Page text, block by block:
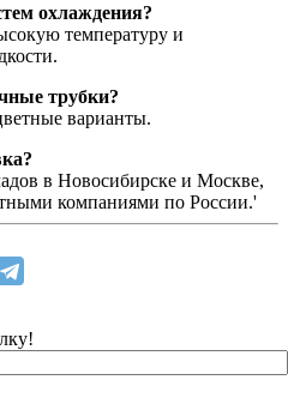
охлаждения?
температуру и
трубки?
варианты.
в Новосибирске и Москве,
компаниями по России.'